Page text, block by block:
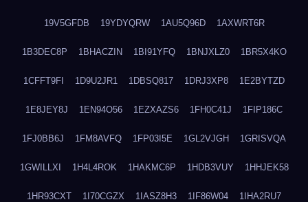
19V5GFDB 19YDYQRW 1AU5Q96D 1AXWRT6R
1B3DEC8P 1BHACZIN 1BI91YFQ 1BNJXLZ0 1BR5X4KO
1CFFT9FI 1D9U2JR1 1DBSQ817 1DRJ3XP8 1E2BYTZD
1E8JEY8J 1EN94O56 1EZXAZS6 1FH0C41J 1FIP186C
1FJ0BB6J 1FM8AVFQ 1FP03I5E 1GL2VJGH 1GRISVQA
1GWILLXI 1H4L4ROK 1HAKMC6P 1HDB3VUY 1HHJEK58
1HR93CXT 1I70CGZX 1IASZ8H3 1IF86W04 1IHA2RU7